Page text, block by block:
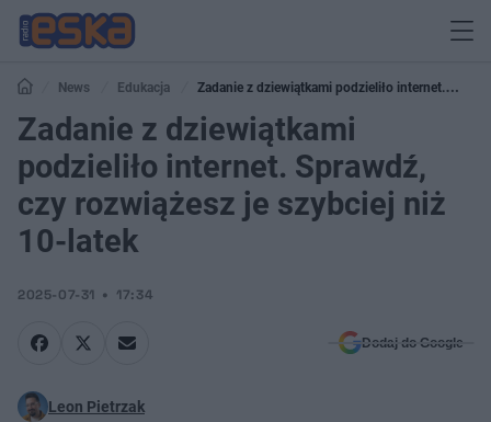
News Edukacja
Zadanie z dziewiątkami podzieliło internet.
Sprawdź, czy rozwiążesz je szybciej niż 10-latek
Zadanie z dziewiątkami
podzieliło internet. Sprawdź,
czy rozwiążesz je szybciej niż
10-latek
2025-07-31 17:34
Dodaj do Google
Leon Pietrzak